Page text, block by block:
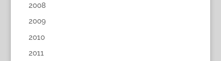
2008
2009
2010
2011